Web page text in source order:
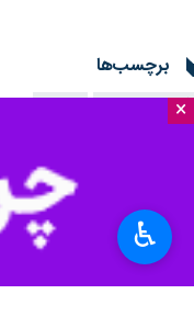
×
برچسب‌ها
آذربایجان غربی
ورزش زورخانه ای و کشتی
♿︎